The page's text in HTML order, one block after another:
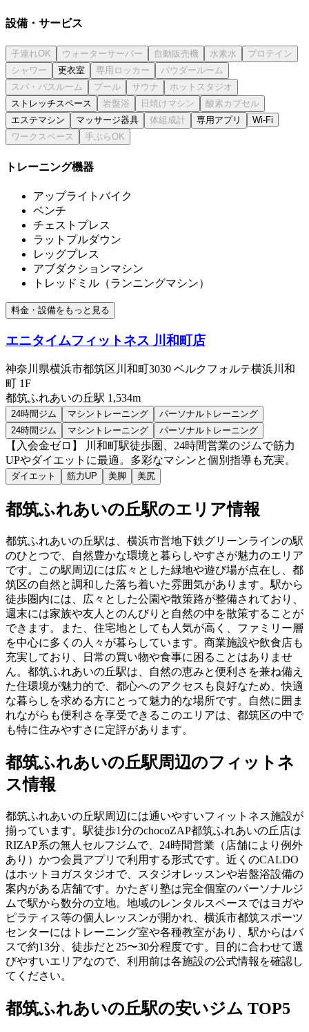
設備・サービス
更衣室
ストレッチスペース
エステマシン
マッサージ器具 専用アプリ Wi-Fi
トレーニング機器
アップライトバイク
ベンチ
チェストプレス
ラットプルダウン
レッグプレス
アブダクションマシン
トレッドミル（ランニングマシン）
料金・設備をもっと見る
エニタイムフィットネス 川和町店
神奈川県横浜市都筑区川和町3030 ベルクフォルテ横浜川和
町 1F
都筑ふれあいの丘駅 1,534m
24時間ジム マシントレーニング
パーソナルトレーニング
24時間ジム
マシントレーニング パーソナルトレーニング
【入会金ゼロ】 川和町駅徒歩圏、24時間営業のジムで筋力
UPやダイエットに最適。多彩なマシンと個別指導も充実。
ダイエット 筋力UP 美脚 美尻
都筑ふれあいの丘駅のエリア情報
都筑ふれあいの丘駅は、横浜市営地下鉄グリーンラインの駅
のひとつで、自然豊かな環境と暮らしやすさが魅力のエリア
です。この駅周辺には広々とした緑地や遊び場が点在し、都
筑区の自然と調和した落ち着いた雰囲気があります。駅から
徒歩圏内には、広々とした公園や散策路が整備されており、
週末には家族や友人とのんびりと自然の中を散策することが
できます。また、住宅地としても人気が高く、ファミリー層
を中心に多くの人々が暮らしています。商業施設や飲食店も
充実しており、日常の買い物や食事に困ることはありませ
ん。都筑ふれあいの丘駅は、自然の恵みと便利さを兼ね備え
た住環境が魅力的で、都心へのアクセスも良好なため、快適
な暮らしを求める方にとって魅力的な場所です。自然に囲ま
れながらも便利さを享受できるこのエリアは、都筑区の中で
も特に住みやすさに定評があります。
都筑ふれあいの丘駅周辺のフィットネ
ス情報
都筑ふれあいの丘駅周辺には通いやすいフィットネス施設が
揃っています。駅徒歩1分のchocoZAP都筑ふれあいの丘店は
RIZAP系の無人セルフジムで、24時間営業（店舗により例外
あり）かつ会員アプリで利用する形式です。近くのCALDO
はホットヨガスタジオで、スタジオレッスンや岩盤浴設備の
案内がある店舗です。かたぎり塾は完全個室のパーソナルジ
ムで駅から数分の立地。地域のレンタルスペースではヨガや
ピラティス等の個人レッスンが開かれ、横浜市都筑スポーツ
センターにはトレーニング室や各種教室があり、駅からはバ
スで約13分、徒歩だと25〜30分程度です。目的に合わせて選
びやすいエリアなので、利用前は各施設の公式情報を確認し
てください。
都筑ふれあいの丘駅の安いジム TOP5